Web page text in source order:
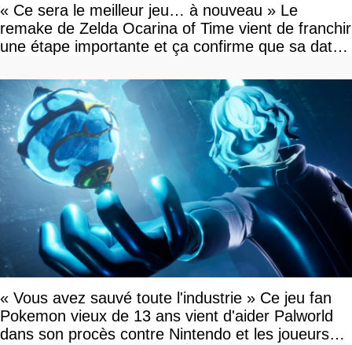
« Ce sera le meilleur jeu… à nouveau » Le
remake de Zelda Ocarina of Time vient de franchir
une étape importante et ça confirme que sa date
« Vous avez sauvé toute l'industrie » Ce jeu fan
Pokemon vieux de 13 ans vient d'aider Palworld
dans son procès contre Nintendo et les joueurs